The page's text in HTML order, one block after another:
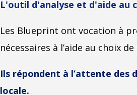
L'outil d'analyse et d'aide au
Les Blueprint ont vocation à
nécessaires à l’aide au choix
Ils répondent à l’attente des
locale.